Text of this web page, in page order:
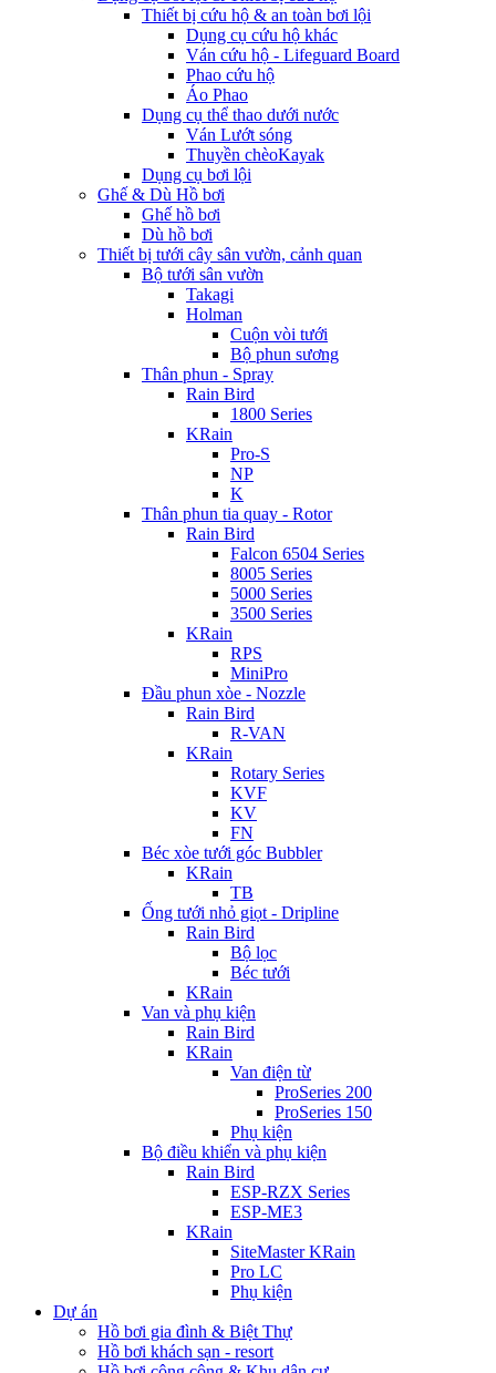
Thiết bị cứu hộ & an toàn bơi lội
Dụng cụ cứu hộ khác
Ván cứu hộ - Lifeguard Board
Phao cứu hộ
Áo Phao
Dụng cụ thể thao dưới nước
Ván Lướt sóng
Thuyền chèoKayak
Dụng cụ bơi lội
Ghế & Dù Hồ bơi
Ghế hồ bơi
Dù hồ bơi
Thiết bị tưới cây sân vườn, cảnh quan
Bộ tưới sân vườn
Takagi
Holman
Cuộn vòi tưới
Bộ phun sương
Thân phun - Spray
Rain Bird
1800 Series
KRain
Pro-S
NP
K
Thân phun tia quay - Rotor
Rain Bird
Falcon 6504 Series
8005 Series
5000 Series
3500 Series
KRain
RPS
MiniPro
Đầu phun xòe - Nozzle
Rain Bird
R-VAN
KRain
Rotary Series
KVF
KV
FN
Béc xòe tưới góc Bubbler
KRain
TB
Ống tưới nhỏ giọt - Dripline
Rain Bird
Bộ lọc
Béc tưới
KRain
Van và phụ kiện
Rain Bird
KRain
Van điện từ
ProSeries 200
ProSeries 150
Phụ kiện
Bộ điều khiển và phụ kiện
Rain Bird
ESP-RZX Series
ESP-ME3
KRain
SiteMaster KRain
Pro LC
Phụ kiện
Dự án
Hồ bơi gia đình & Biệt Thự
Hồ bơi khách sạn - resort